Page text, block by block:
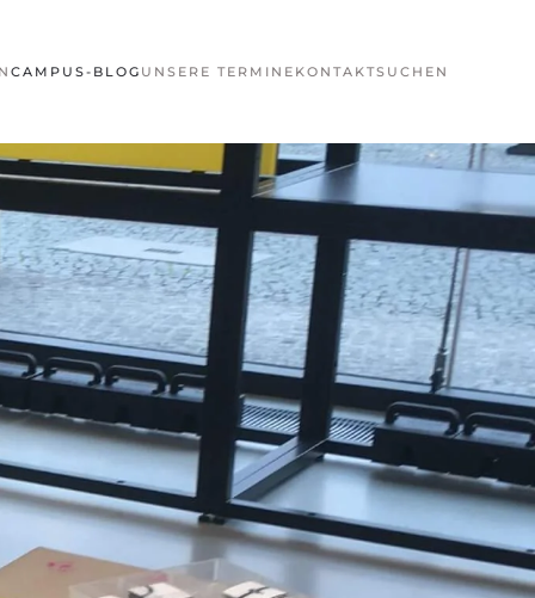
CAMPUS-BLOG UNSERE TERMINE KONTAKTSUCHEN